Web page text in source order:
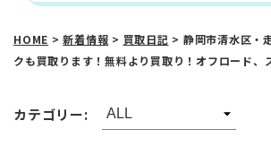
HOME >新着情報 > 買取日記 > 静岡市清水区・
クも買取ります！無料より買取り！オフロード、
カテゴリー: